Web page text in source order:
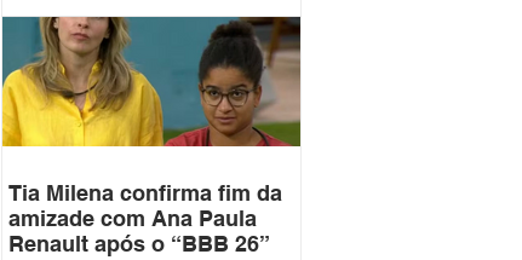
Tia Milena confirma fim da
amizade com Ana Paula
Renault após o “BBB 26”